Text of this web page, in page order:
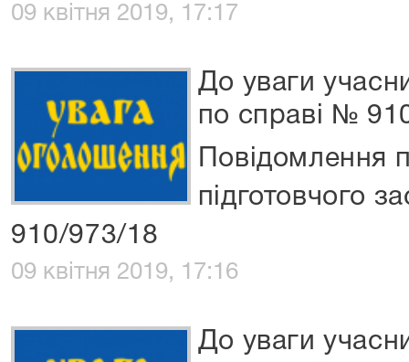
09 квітня 2019, 17:17
До уваги
по справі №
Повідомлення
підготовчого
910/973/18
09 квітня 2019, 17:16
До уваги